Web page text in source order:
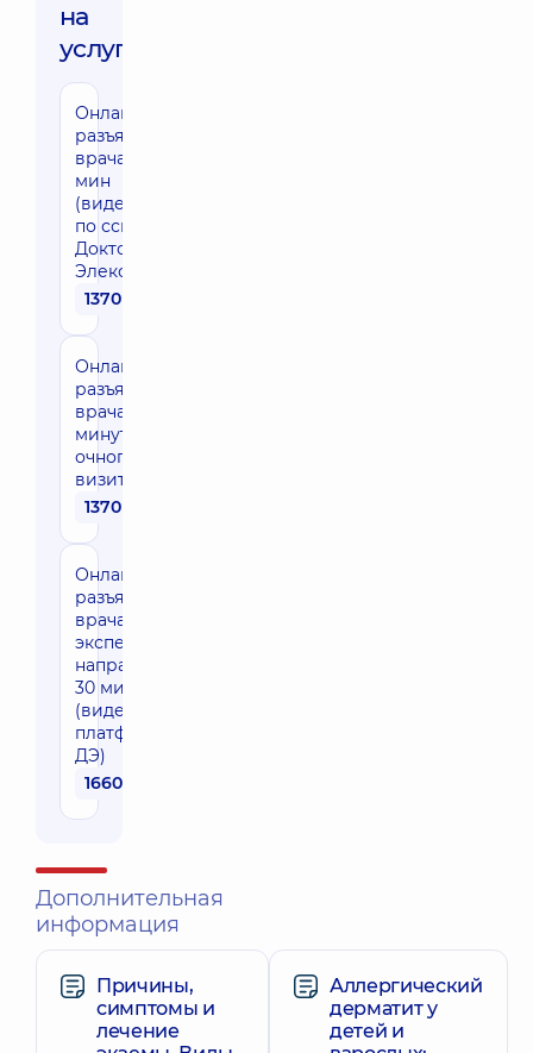
на
услуги:
Онлайн-
разъяснение
врача 30
мин
(видеосвязь
по ссылке в
Доктор
Элекс)
1370 грн
Онлайн-
разъяснение
врача до 30
минут после
очного
визита
1370 грн
Онлайн-
разъяснение
врача
эксперта
направления
30 мин
(видео-
платформа
ДЭ)
1660 грн
Дополнительная
информация
Причины,
симптомы и
лечение
Аллергический
дерматит у
детей и